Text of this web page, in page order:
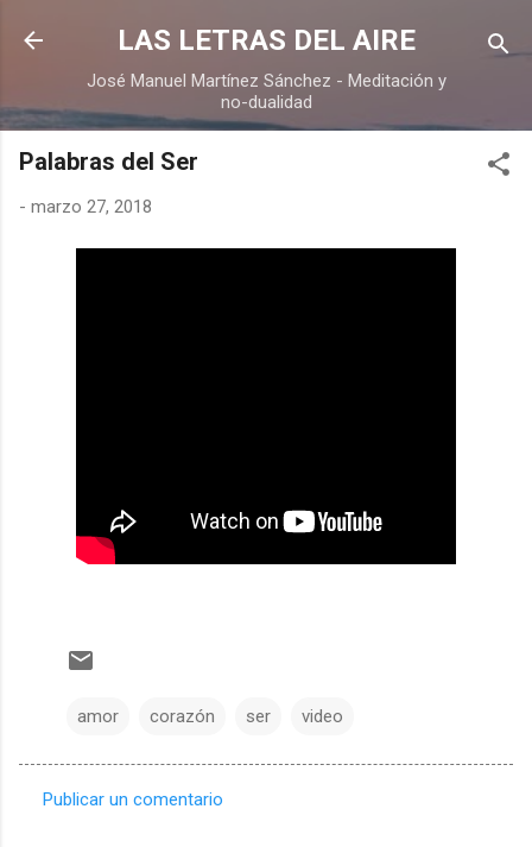
Ir al contenido principal
LAS LETRAS DEL AIRE
José Manuel Martínez Sánchez - Meditación y
no-dualidad
Palabras del Ser
- marzo 27, 2018
amor corazón ser video
Publicar un comentario